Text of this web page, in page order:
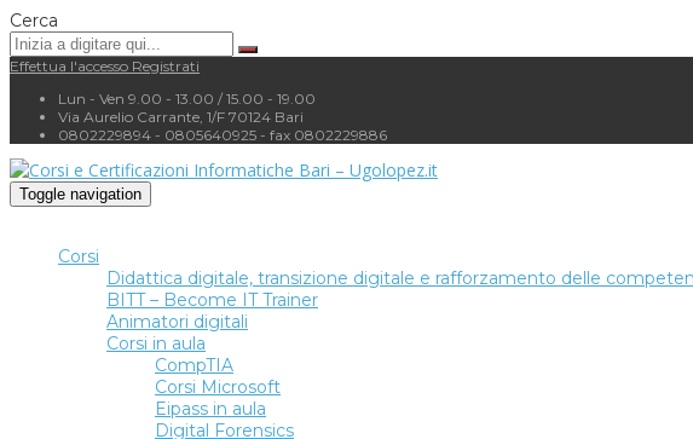
Cerca
Effettua l'accesso Registrati
Lun - Ven 9.00 - 13.00 / 15.00 - 19.00
Via Aurelio Carrante, 1/F 70124 Bari
0802229894 - 0805640925 - fax 0802229886
Toggle navigation
Corsi
Didattica digitale, transizione digitale e rafforzamento delle
BITT – Become IT Trainer
Animatori digitali
Corsi in aula
CompTIA
Corsi Microsoft
Eipass in aula
Digital Forensics